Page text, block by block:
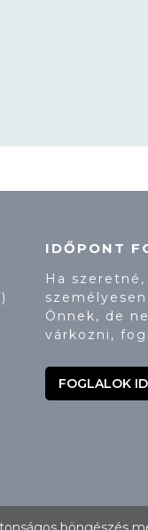
IDŐPONT
Ha
Önnek, de
várkozni,
FOGLALOK